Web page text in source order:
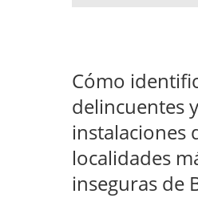
Cómo
delincuentes
instalaciones
localidades
inseguras de